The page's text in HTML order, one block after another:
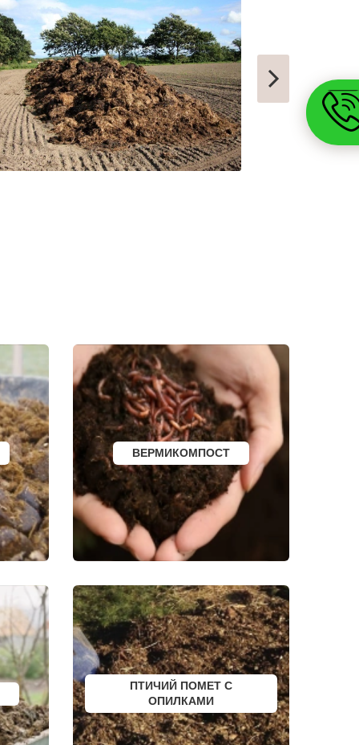
ДЮРТЮЛИ
УЧАЛЫ
ВАЛУЙКИ
УРЮПИНСК
ЧАПЛЫГИН
МОНЧЕГОРСК
БЕЛИНСКИЙ
ПОХВИСТНЕВО
РАССКАЗОВО
МЕГИОН
ТОПКИ
ЗЕЛЕНОГОРСК
ДМИТРОВСК
СКОПИН
УСИНСК
НОВОТРОИЦК
ЗАРЕЧНЫЙ
НЫТВА
АРАМИЛЬ
КОТОВО
ФРОЛОВО
СЕМИЛУКИ
УСТЬ-КУТ
СЛОБОДСКОЙ
ПИКАЛЕВО
КОВЫЛКИНО
ПОЛЯРНЫЙ
КУЛЕБАКИ
СЕРГАЧ
ПОРХОВ
РЫБНОЕ
ЕРШОВ
ГУБКИНСКИЙ
ЗАРИНСК
НОВОЗЫБКОВ
КИРИЛЛОВ
БОГУЧАР
БОРОВСК
МЕДЫНЬ
СОРТАВАЛА
КАЛТАН
ЮРГА
ВЯТСКИЕ ПОЛЯНЫ
ОЛЕНЕГОРСК
ВЕРМИКОМПОСТ
ПТИЧИЙ ПОМЕТ С
ОПИЛКАМИ